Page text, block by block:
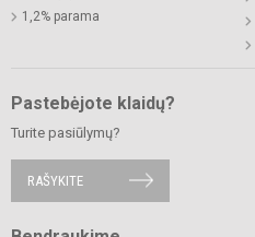
1,2% parama
Pastebėjote klaidų?
Turite pasiūlymų?
RAŠYKITE